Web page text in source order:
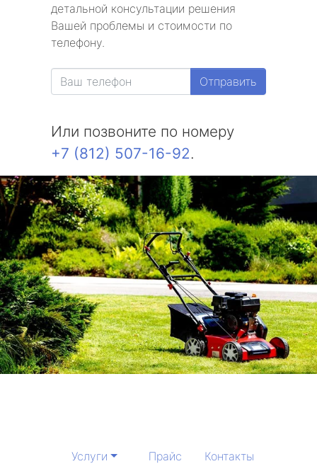
детальной консультации решения
Вашей проблемы и стоимости по
телефону.
Отправить
Или позвоните по номеру
+7 (812) 507-16-92.
Услуги Прайс Контакты